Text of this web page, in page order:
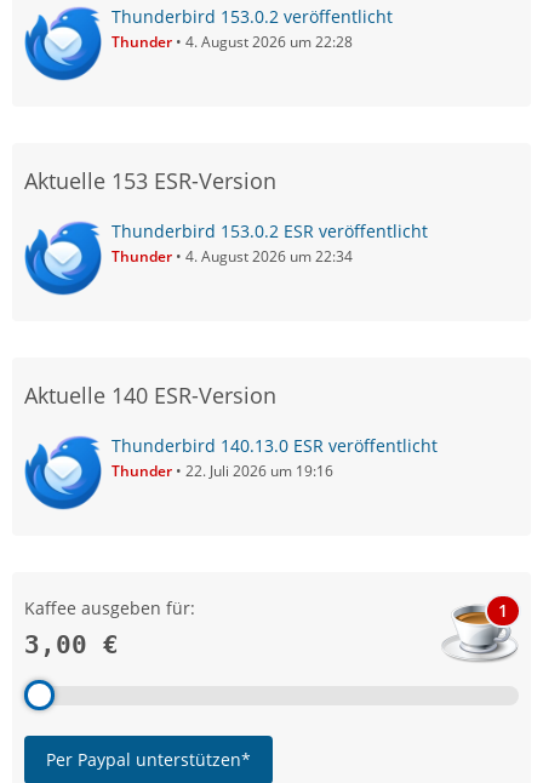
Thunderbird 153.0.2 veröffentlicht
Thunder 4. August 2026 um 22:28
Aktuelle 153 ESR-Version
Thunderbird 153.0.2 ESR veröffentlicht
Thunder 4. August 2026 um 22:34
Aktuelle 140 ESR-Version
Thunderbird 140.13.0 ESR veröffentlicht
Thunder 22. Juli 2026 um 19:16
Kaffee ausgeben für:
3,00 €
1
Per Paypal unterstützen*